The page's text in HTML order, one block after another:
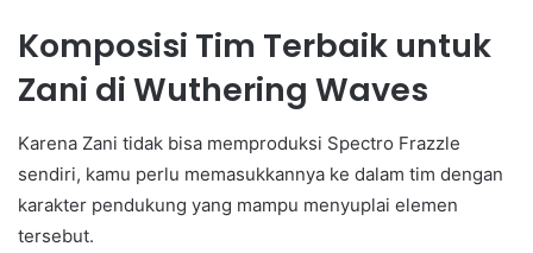
Komposisi Tim Terbaik untuk
Zani di Wuthering Waves
Karena Zani tidak bisa memproduksi Spectro Frazzle
sendiri, kamu perlu memasukkannya ke dalam tim dengan
karakter pendukung yang mampu menyuplai elemen
tersebut.